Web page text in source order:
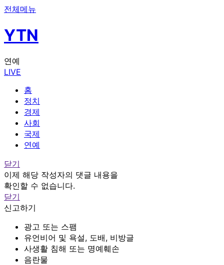
전체메뉴
YTN
연예
LIVE
홈
정치
경제
사회
국제
연예
닫기
이제 해당 작성자의 댓글 내용을
확인할 수 없습니다.
닫기
신고하기
광고 또는 스팸
유언비어 및 욕설, 도배, 비방글
사생활 침해 또는 명예훼손
음란물